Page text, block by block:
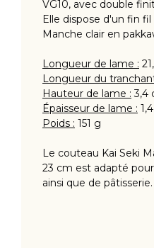
VG10, avec double
Elle dispose d'un fin fil
Manche clair en
Longueur de lame :
Longueur du
Hauteur de lame : 3,4
Épaisseur de lame :
Poids : 151 g
Le couteau Kai Seki
23 cm est adapté
ainsi que de pâtisserie.